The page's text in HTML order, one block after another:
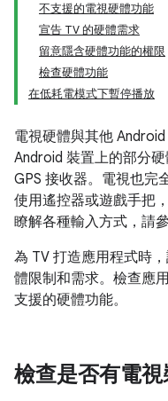
不支援的電視硬體功能
宣告 TV 的硬體需求
留意隱含硬體功能的權限
檢查硬體功能
在低耗電模式下暫停播放
電視硬體與其他
Android 裝置上的部分
GPS 接收器。電視也完
使用遙控器或遊戲手把
瞭解各種輸入方式，請
為 TV 打造應用程式時
體限制和需求。檢查應
支援的硬體功能。
檢查是否有電